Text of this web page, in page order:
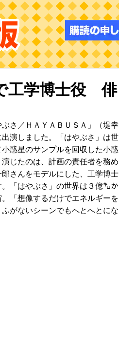
工学博士役 俳
ぶさ／ＨＡＹＡＢＵＳＡ」（堤幸
出演しました。「はやぶさ」は世
惑星のサンプルを回収した小惑
じたのは、計画の責任者を務め
郎さんをモデルにした、工学博士
「はやぶさ」の世界は３億㌔か
。「想像するだけでエネルギーを
がないシーンでもへとへとにな